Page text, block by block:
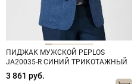
ПИДЖАК МУЖСКОЙ PEPLOS
JA20035-R СИНИЙ ТРИКОТАЖНЫЙ
3 861 руб.